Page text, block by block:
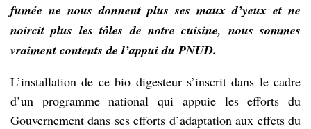
fumée ne nous donnent plus ses maux d’yeux et ne
noircit plus les tôles de notre cuisine, nous sommes
vraiment contents de l’appui du PNUD.
L’installation de ce bio digesteur s’inscrit dans le cadre
d’un programme national qui appuie les efforts du
Gouvernement dans ses efforts d’adaptation aux effets du